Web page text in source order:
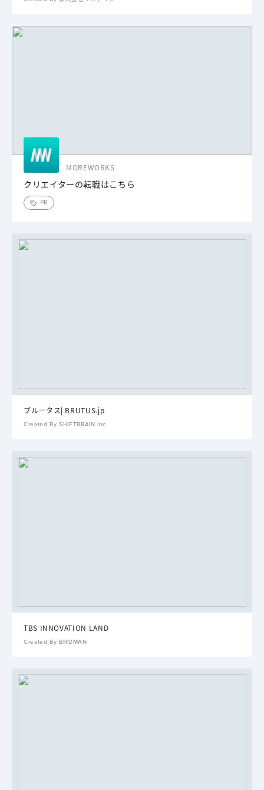
MOREWORKS
クリエイターの転職はこちら
PR
ブルータス| BRUTUS.jp
Created By SHIFTBRAIN Inc.
TBS INNOVATION LAND
Created By BIRDMAN